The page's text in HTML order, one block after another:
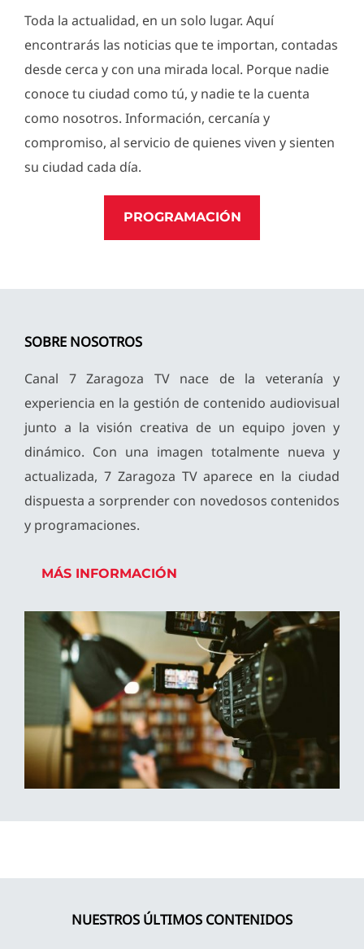
Toda la actualidad, en un solo lugar. Aquí
encontrarás las noticias que te importan, contadas
desde cerca y con una mirada local. Porque nadie
conoce tu ciudad como tú, y nadie te la cuenta
como nosotros. Información, cercanía y
compromiso, al servicio de quienes viven y sienten
su ciudad cada día.
PROGRAMACIÓN
SOBRE NOSOTROS
Canal 7 Zaragoza TV nace de la veteranía y
experiencia en la gestión de contenido audiovisual
junto a la visión creativa de un equipo joven y
dinámico. Con una imagen totalmente nueva y
actualizada, 7 Zaragoza TV aparece en la ciudad
dispuesta a sorprender con novedosos contenidos
y programaciones.
MÁS INFORMACIÓN
NUESTROS ÚLTIMOS CONTENIDOS